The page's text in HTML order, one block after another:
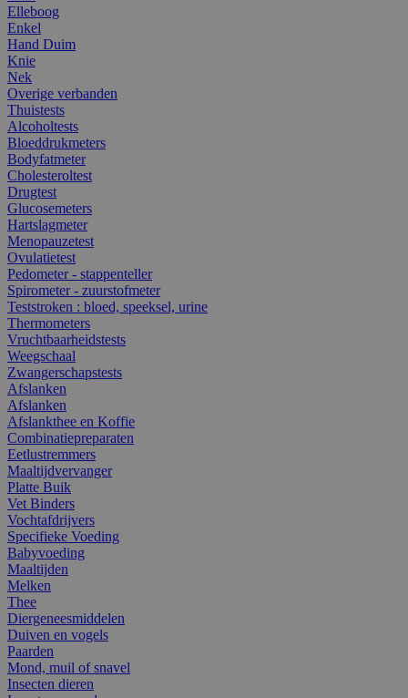
Elleboog
Enkel
Hand Duim
Knie
Nek
Overige verbanden
Thuistests
Alcoholtests
Bloeddrukmeters
Bodyfatmeter
Cholesteroltest
Drugtest
Glucosemeters
Hartslagmeter
Menopauzetest
Ovulatietest
Pedometer - stappenteller
Spirometer - zuurstofmeter
Teststroken : bloed, speeksel, urine
Thermometers
Vruchtbaarheidstests
Weegschaal
Zwangerschapstests
Afslanken
Afslanken
Afslankthee en Koffie
Combinatiepreparaten
Eetlustremmers
Maaltijdvervanger
Platte Buik
Vet Binders
Vochtafdrijvers
Specifieke Voeding
Babyvoeding
Maaltijden
Melken
Thee
Diergeneesmiddelen
Duiven en vogels
Paarden
Mond, muil of snavel
Insecten dieren